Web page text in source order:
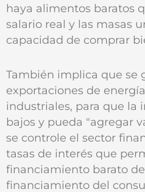
haya alimentos baratos
salario real y las masas
capacidad de comprar
También implica que se
exportaciones de
industriales, para que la
bajos y pueda "agregar
se controle el sector
tasas de interés que
financiamiento barato
financiamiento del